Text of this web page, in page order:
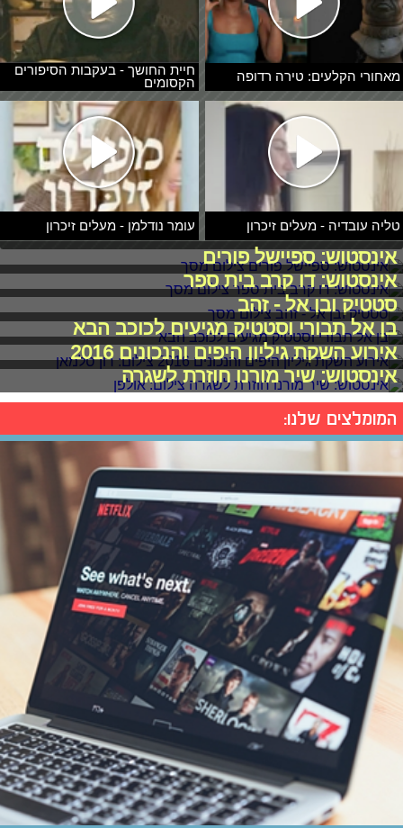
מאחורי הקלעים: טירה רדופה
חיית החושך - בעקבות הסיפורים
הקסומים
טליה עובדיה - מעלים זיכרון עומר נודלמן - מעלים זיכרון
אינסטוש: ספיישל פורים
אינסטוש: דו קרב בית ספר
סטטיק ובן אל - זהב
בן אל תבורי וסטטיק מגיעים לכוכב הבא
אירוע השקת גיליון היפים והנכונים 2016
אינסטוש: שיר מורנו חוזרת לשגרה
המומלצים שלנו: